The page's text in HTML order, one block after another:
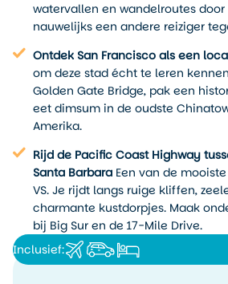
Na een overnachting in Sacramento
hoogtepunt: drie nachten in San
verdwalen in wijken vol karakter,
Gate Bridge en verse vis eten aan
de kustroute reis je verder zuidwaarts
Barbara en uiteindelijk Los Angeles
Wat deze reis bijzonder maakt? Het
de combinatie van natuur en steden
eigen invulling. Je hebt de vrijheid
stoppen waar jij wilt of je nu verse
stalletje langs de weg of een kleine
Nieuwsgierig geworden? Bekijk
vraag direct een reisvoorstel aan, wij
jouw wensen.
watervallen en wandelroutes door
nauwelijks een andere reiziger
Ontdek San Francisco als een
om deze stad écht te leren
Golden Gate Bridge, pak een
eet dimsum in de oudste
Amerika.
Rijd de Pacific Coast Highway
Santa Barbara Een van de
VS. Je rijdt langs ruige kliffen,
charmante kustdorpjes. Maak
bij Big Sur en de 17-Mile Drive.
Inclusief: